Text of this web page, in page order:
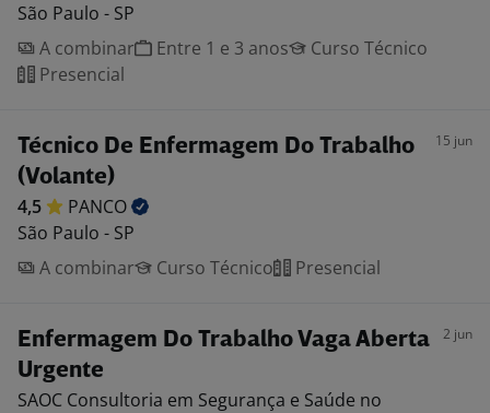
São Paulo - SP
A combinar
Entre 1 e 3 anos
Curso Técnico
Presencial
Técnico De Enfermagem Do Trabalho
(Volante)
15 jun
4,5
PANCO
São Paulo - SP
A combinar
Curso Técnico Presencial
Enfermagem Do Trabalho Vaga Aberta
Urgente
2 jun
SAOC Consultoria em Segurança e Saúde no